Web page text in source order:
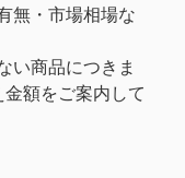
無・市場相場な
い商品につきま
額をご案内して